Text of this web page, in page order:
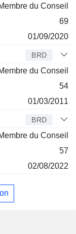
du Conseil
69
01/09/2020
BRD
du Conseil
54
01/03/2011
BRD
du Conseil
57
02/08/2022